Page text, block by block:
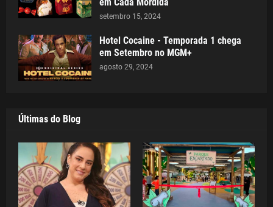
setembro 15, 2024
Hotel Cocaine - Temporada 1 chega
em Setembro no MGM+
agosto 29, 2024
Últimas do Blog